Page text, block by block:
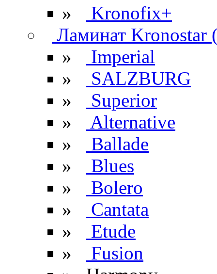
»
Kronofix+
Ламинат Kronostar
»
Imperial
»
SALZBURG
»
Superior
»
Alternative
»
Ballade
»
Blues
»
Bolero
»
Cantata
»
Etude
»
Fusion